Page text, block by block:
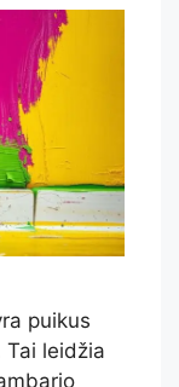
puikus
leidžia